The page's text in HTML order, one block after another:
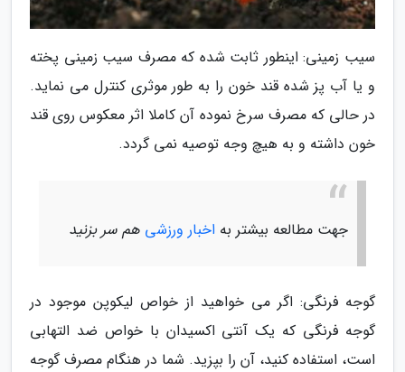
سیب زمینی: اینطور ثابت شده که مصرف سیب زمینی پخته
و یا آب پز شده قند خون را به طور موثری کنترل می نماید.
در حالی که مصرف سرخ نموده آن کاملا اثر معکوس روی قند
خون داشته و به هیچ وجه توصیه نمی گردد.
جهت مطالعه بیشتر به اخبار ورزشی هم سر بزنید
گوجه فرنگی: اگر می خواهید از خواص لیکوپن موجود در
گوجه فرنگی که یک آنتی اکسیدان با خواص ضد التهابی
است، استفاده کنید، آن را بپزید. شما در هنگام مصرف گوجه